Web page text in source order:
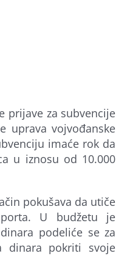
prijave za subvencije
uprava vojvođanske
imaće rok da
u iznosu od 10.000
pokušava da utiče
U budžetu je
podeliće se za
dinara pokriti svoje